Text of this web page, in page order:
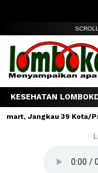
KESEHATAN
39 Kota/Provinsi